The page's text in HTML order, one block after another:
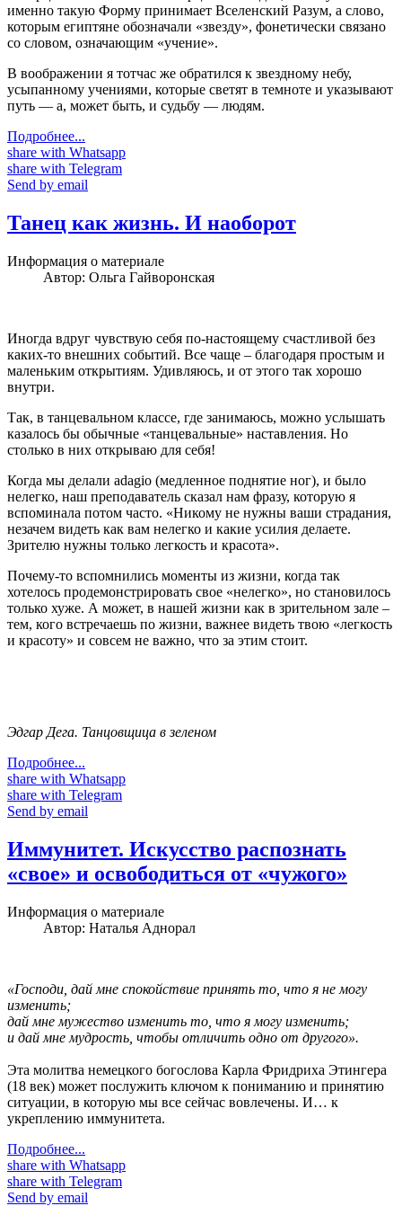
именно такую Форму принимает Вселенский Разум, а слово,
которым египтяне обозначали «звезду», фонетически связано
со словом, означающим «учение».
В воображении я тотчас же обратился к звездному небу,
усыпанному учениями, которые светят в темноте и указывают
путь — а, может быть, и судьбу — людям.
Подробнее...
share with Whatsapp
share with Telegram
Send by email
Танец как жизнь. И наоборот
Информация о материале
Автор: Ольга Гайворонская
Иногда вдруг чувствую себя по-настоящему счастливой без
каких-то внешних событий. Все чаще – благодаря простым и
маленьким открытиям. Удивляюсь, и от этого так хорошо
внутри.
Так, в танцевальном классе, где занимаюсь, можно услышать
казалось бы обычные «танцевальные» наставления. Но
столько в них открываю для себя!
Когда мы делали adagio (медленное поднятие ног), и было
нелегко, наш преподаватель сказал нам фразу, которую я
вспоминала потом часто. «Никому не нужны ваши страдания,
незачем видеть как вам нелегко и какие усилия делаете.
Зрителю нужны только легкость и красота».
Почему-то вспомнились моменты из жизни, когда так
хотелось продемонстрировать свое «нелегко», но становилось
только хуже. А может, в нашей жизни как в зрительном зале –
тем, кого встречаешь по жизни, важнее видеть твою «легкость
и красоту» и совсем не важно, что за этим стоит.
Эдгар Дега. Танцовщица в зеленом
Подробнее...
share with Whatsapp
share with Telegram
Send by email
Иммунитет. Искусство распознать
«свое» и освободиться от «чужого»
Информация о материале
Автор: Наталья Аднорал
«Господи, дай мне спокойствие принять то, что я не могу
изменить;
дай мне мужество изменить то, что я могу изменить;
и дай мне мудрость, чтобы отличить одно от другого».
Эта молитва немецкого богослова Карла Фридриха Этингера
(18 век) может послужить ключом к пониманию и принятию
ситуации, в которую мы все сейчас вовлечены. И… к
укреплению иммунитета.
Подробнее...
share with Whatsapp
share with Telegram
Send by email